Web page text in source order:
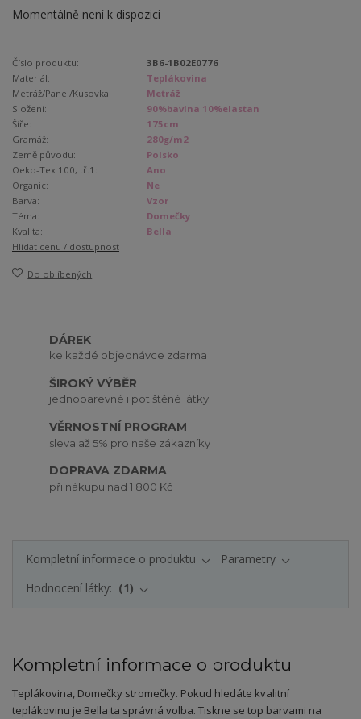
Momentálně není k dispozici
Číslo produktu:
3B6-1B02E0776
Materiál:
Teplákovina
Metráž/Panel/Kusovka:
Metráž
Složení:
90%bavlna 10%elastan
Šíře:
175cm
Gramáž:
280g/m2
Země původu:
Polsko
Oeko-Tex 100, tř.1:
Ano
Organic:
Ne
Barva:
Vzor
Téma:
Domečky
Kvalita:
Bella
Hlídat cenu / dostupnost
Do oblíbených
DÁREK
ke každé objednávce zdarma
ŠIROKÝ VÝBĚR
jednobarevné i potištěné látky
VĚRNOSTNÍ PROGRAM
sleva až 5% pro naše zákazníky
DOPRAVA ZDARMA
při nákupu nad 1 800 Kč
Kompletní informace o produktu
Parametry
Hodnocení látky:
1
Kompletní informace o produktu
Teplákovina, Domečky stromečky. Pokud hledáte kvalitní
teplákovinu je Bella ta správná volba. Tiskne se top barvami na